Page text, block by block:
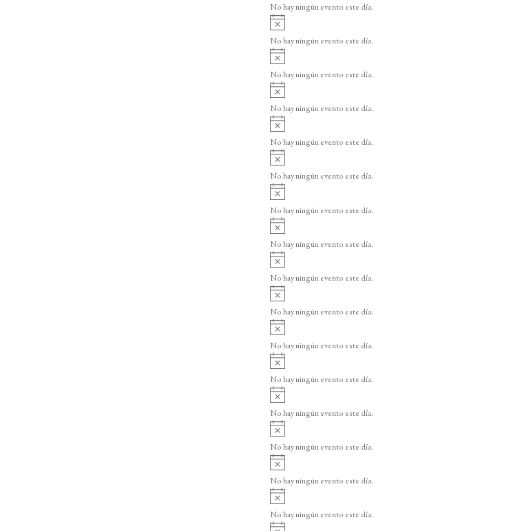
o
i
o
No hay ningún evento este día.
v
i
o
No hay ningún evento este día.
v
i
o
No hay ningún evento este día.
v
i
o
No hay ningún evento este día.
v
i
o
No hay ningún evento este día.
v
i
o
No hay ningún evento este día.
A
v
i
o
No hay ningún evento este día.
A
v
i
o
No hay ningún evento este día.
A
v
i
o
No hay ningún evento este día.
v
i
o
No hay ningún evento este día.
v
i
o
No hay ningún evento este día.
v
i
o
No hay ningún evento este día.
v
i
o
No hay ningún evento este día.
v
i
o
No hay ningún evento este día.
v
i
o
No hay ningún evento este día.
v
i
No hay ningún evento este día.